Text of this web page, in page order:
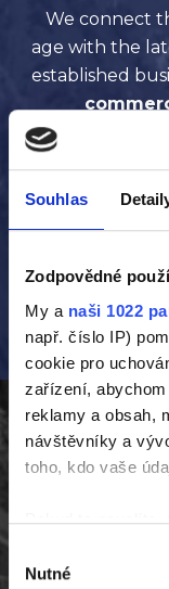
Souhlas
Zodpovědné
My a naši 1022
např. číslo IP)
cookie pro
zařízení,
reklamy a obsah,
návštěvníky a
toho, kdo vaše
Pokud to povolíte,
poloze, které
Výběr
souhlasu
Nutné
We connect
age with the
established
technologies
bespoke
for a partner